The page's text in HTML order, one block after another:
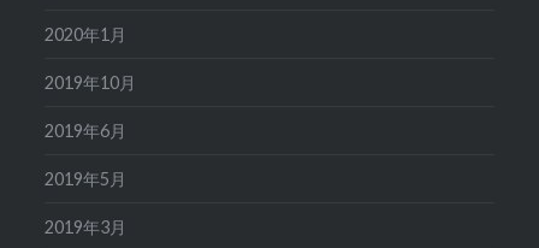
2020年1月
2019年10月
2019年6月
2019年5月
2019年3月